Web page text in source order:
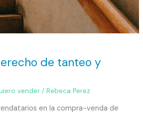
de tanteo y
vender/ Rebeca Perez
en la compra-venda de